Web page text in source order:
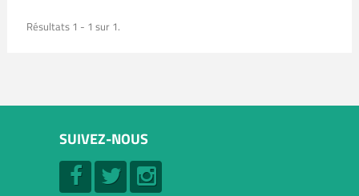
Résultats 1 - 1 sur 1.
SUIVEZ-NOUS